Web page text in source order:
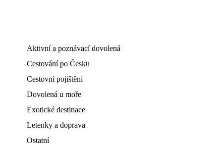
Aktivní a poznávací dovolená
Cestování po Česku
Cestovní pojištění
Dovolená u moře
Exotické destinace
Letenky a doprava
Ostatní